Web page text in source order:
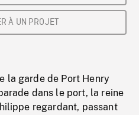
À UN PROJET
la garde de Port Henry
dans le port, la reine
regardant, passant